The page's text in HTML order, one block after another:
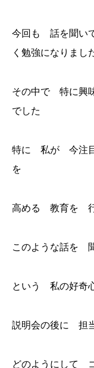
今回も 話を聞い
く勉強になりまし
その中で 特に興
でした
特に 私が 今注目
を
高める 教育を 行
このような話を
という 私の好奇
説明会の後に 担
どのようにして